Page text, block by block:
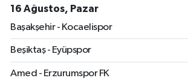
16 Ağustos, Pazar
Başakşehir - Kocaelispor
Beşiktaş - Eyüpspor
Amed - Erzurumspor FK